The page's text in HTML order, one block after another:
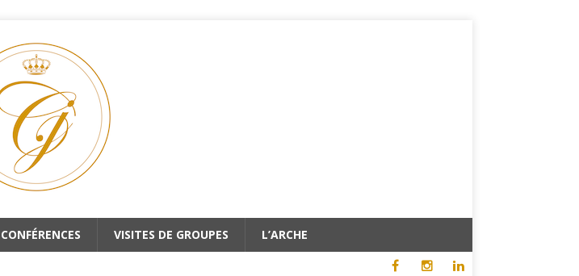
CONFÉRENCES VISITES DE GROUPES L’ARCHE